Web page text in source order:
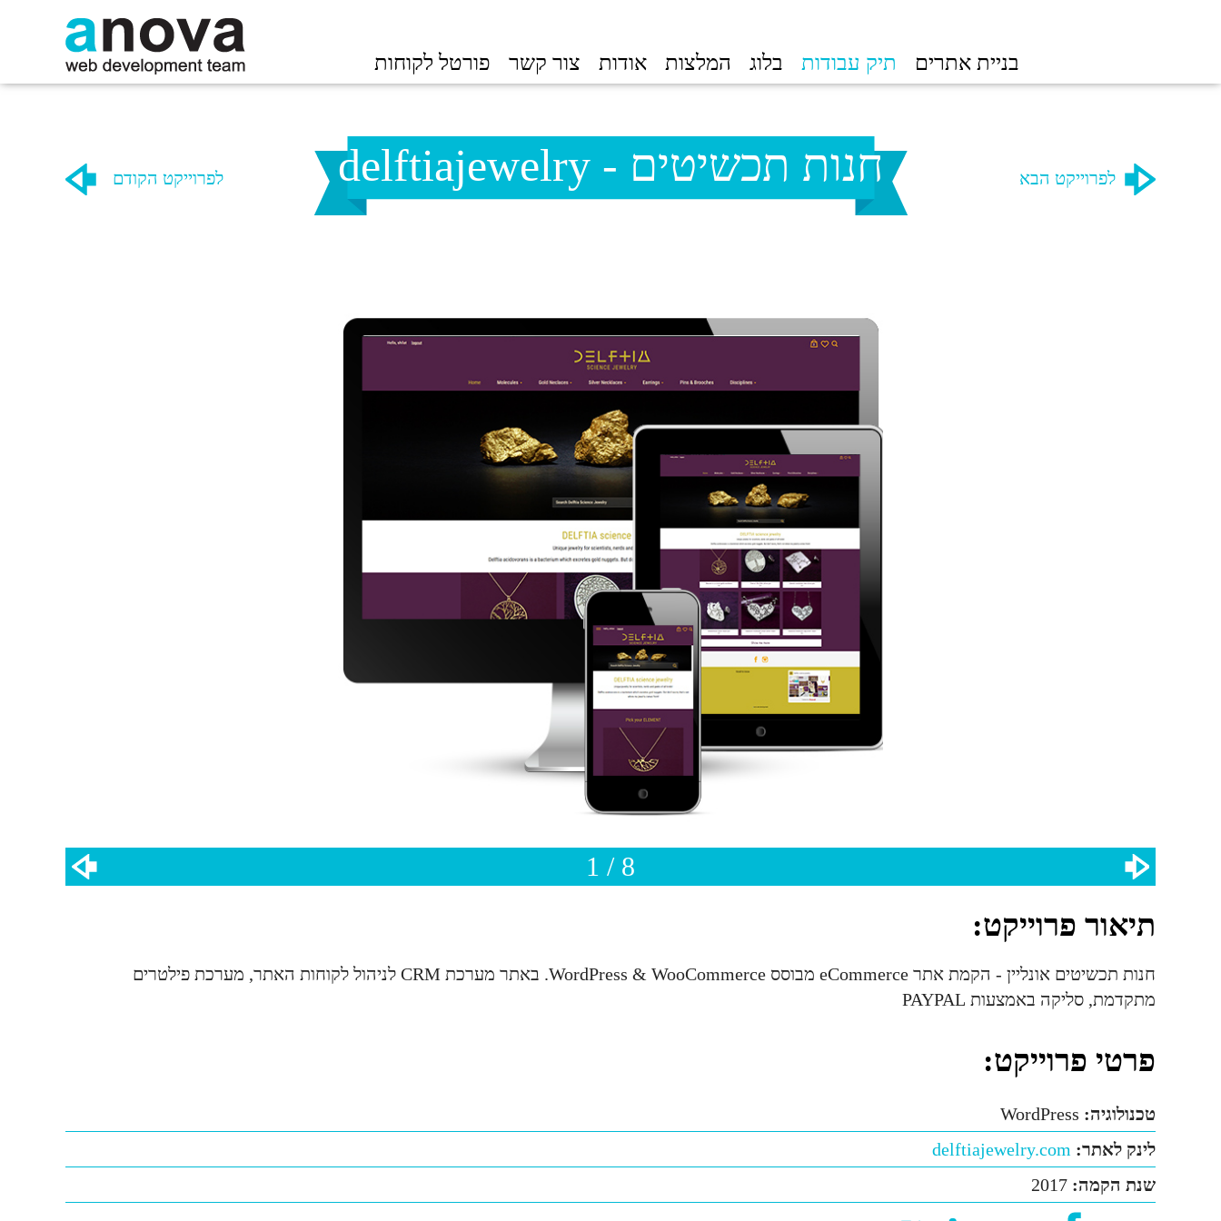
בניית אתרים תיק עבודות בלוג המלצות אודות צור קשר פורטל לקוחות
לפרוייקט הקודם לפרוייקט הבא חנות תכשיטים - delftiajewelry
1 / 8
תיאור פרוייקט:
חנות תכשיטים אונליין - הקמת אתר eCommerce מבוסס WordPress & WooCommerce. באתר מערכת CRM לניהול לקוחות האתר, מערכת פילטרים
מתקדמת, סליקה באמצעות PAYPAL
פרטי פרוייקט:
טכנולוגיה: WordPress
לינק לאתר: delftiajewelry.com
שנת הקמה: 2017